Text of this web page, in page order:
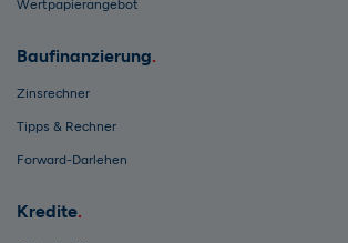
Wertpapierangebot
Baufinanzierung
Zinsrechner
Tipps & Rechner
Forward-Darlehen
Kredite